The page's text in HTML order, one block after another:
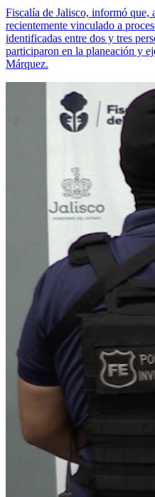
Fiscalía de Jalisco, informó
recientemente vinculado a
identificadas entre dos y tres
participaron en la planeación y
Márquez.